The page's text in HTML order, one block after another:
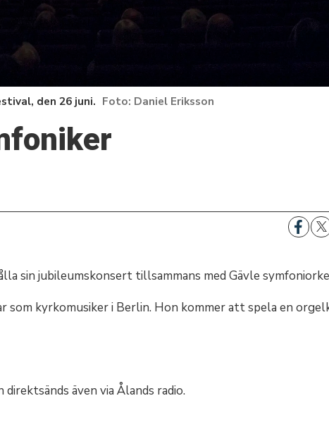
den 26 juni. Daniel Eriksson
sin jubileumskonsert tillsammans med Gävle
som kyrkomusiker i Berlin. Hon kommer att spela en
även via Ålands radio.